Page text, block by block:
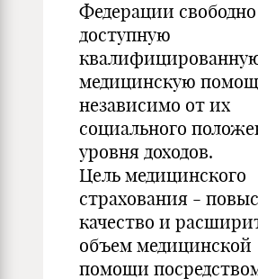
Федерации свободно
доступную
медицинскую
независимо от их
социального
уровня доходов.
Цель медицинского
страхования -
качество и
объем медицинской
помощи